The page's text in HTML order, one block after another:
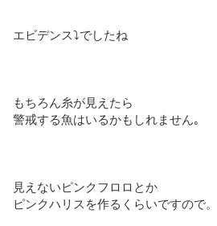
エビデンス⤵︎でしたね
もちろん糸が見えたら
警戒する魚はいるかもしれません｡
見えないピンクフロロとか
ピンクハリスを作るくらいですので。